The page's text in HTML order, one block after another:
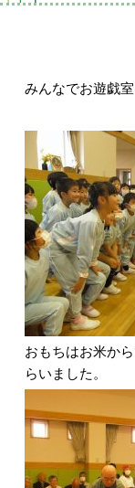
みんなでお遊戯
おもちはお米か
らいました。